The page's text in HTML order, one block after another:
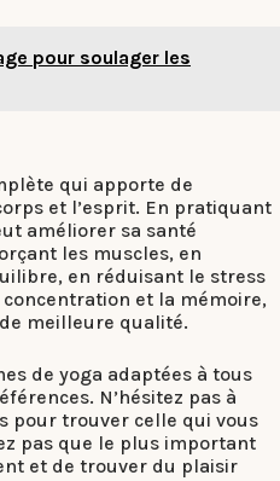
pour soulager les
qui apporte de
et l’esprit. En pratiquant
améliorer sa santé
les muscles, en
en réduisant le stress
et la mémoire,
meilleure qualité.
de yoga adaptées à tous
N’hésitez pas à
pour trouver celle qui vous
pas que le plus important
et de trouver du plaisir